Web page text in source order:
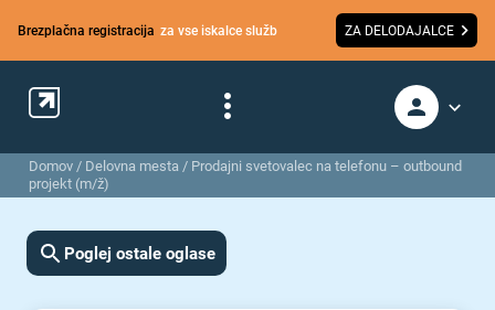
Brezplačna registracija za vse iskalce služb ZA DELODAJALCE
Domov / Delovna mesta / Prodajni svetovalec na telefonu – outbound
projekt (m/ž)
Poglej ostale oglase